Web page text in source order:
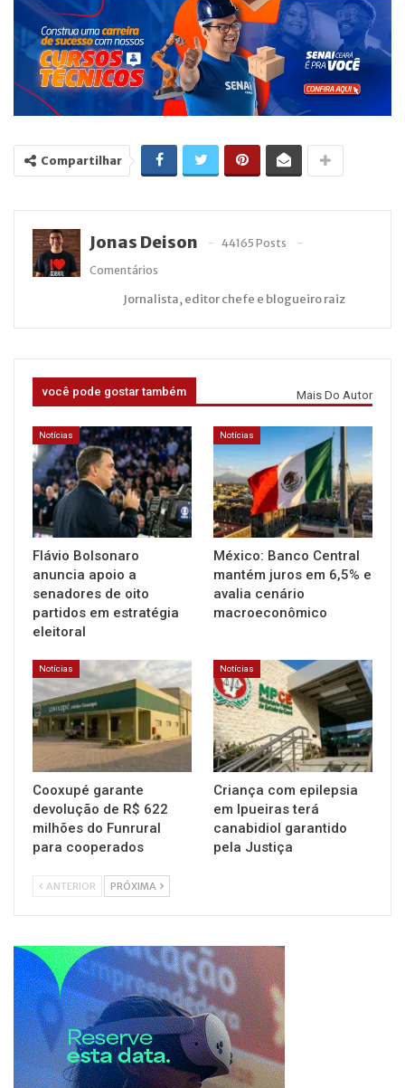
Compartilhar
Jonas Deison
44165 Posts
Comentários
Jornalista, editor chefe e blogueiro raiz
você pode gostar também Mais Do Autor
Notícias
Flávio Bolsonaro
anuncia apoio a
senadores de oito
partidos em estratégia
eleitoral
Notícias
México: Banco Central
mantém juros em 6,5% e
avalia cenário
macroeconômico
Notícias
Cooxupé garante
devolução de R$ 622
milhões do Funrural
para cooperados
Notícias
Criança com epilepsia
em Ipueiras terá
canabidiol garantido
pela Justiça
ANTERIOR PRÓXIMA